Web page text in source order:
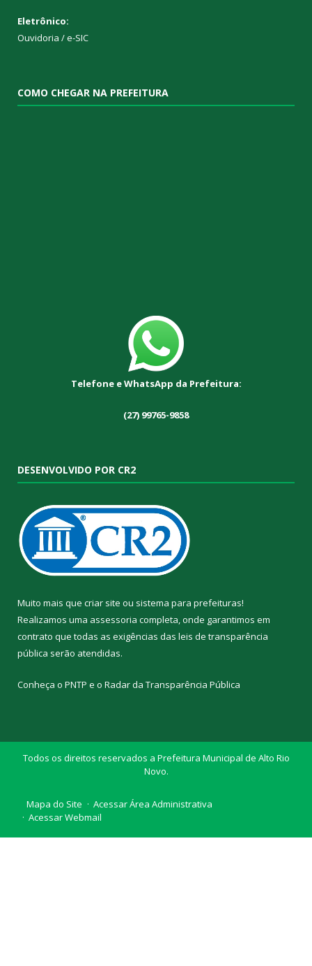
Eletrônico:
Ouvidoria /e-SIC
COMO CHEGAR NA PREFEITURA
Telefone e WhatsApp da Prefeitura:
(27) 99765-9858
DESENVOLVIDO POR CR2
Muito mais que criar site ou sistema para prefeituras!
Realizamos uma assessoria completa, onde garantimos em
contrato que todas as exigências das leis de transparência
pública serão atendidas.
Conheça o PNTP e o Radar da Transparência Pública
Todos os direitos reservados a Prefeitura Municipal de Alto Rio
Novo.
Mapa do Site
Acessar Área Administrativa
Acessar Webmail